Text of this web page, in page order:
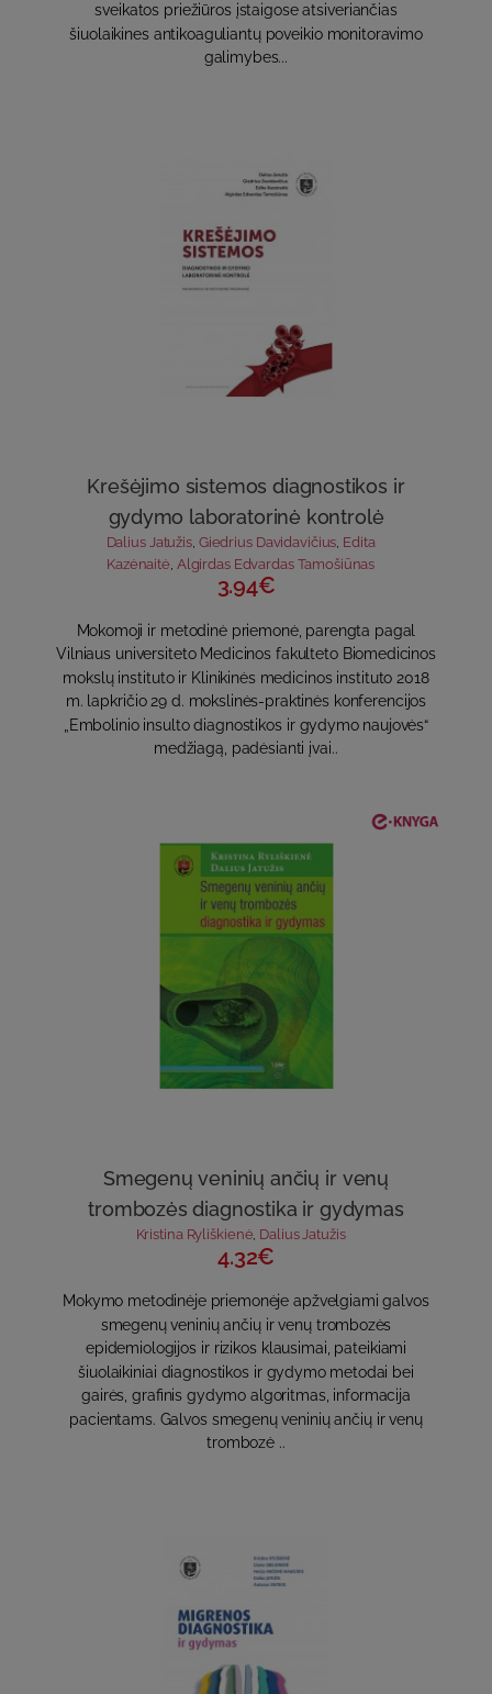
sveikatos priežiūros įstaigose atsiveriančias
šiuolaikines antikoaguliantų poveikio monitoravimo
galimybes...
Krešėjimo sistemos diagnostikos ir
gydymo laboratorinė kontrolė
Dalius Jatužis, Giedrius Davidavičius, Edita
Kazėnaitė Algirdas Edvardas Tamošiūnas
3.94€
Mokomoji ir metodinė priemonė, parengta pagal
Vilniaus universiteto Medicinos fakulteto Biomedicinos
mokslų instituto ir Klinikinės medicinos instituto 2018
m. lapkričio 29 d. mokslinės-praktinės konferencijos
„Embolinio insulto diagnostikos ir gydymo naujovės“
medžiagą, padėsianti įvai..
Smegenų veninių ančių ir venų
trombozės diagnostika ir gydymas
Kristina Ryliškienė, Dalius Jatužis
4.32€
Mokymo metodinėje priemonėje apžvelgiami galvos
smegenų veninių ančių ir venų trombozės
epidemiologijos ir rizikos klausimai, pateikiami
šiuolaikiniai diagnostikos ir gydymo metodai bei
gairės, grafinis gydymo algoritmas, informacija
pacientams. Galvos smegenų veninių ančių ir venų
trombozė ..